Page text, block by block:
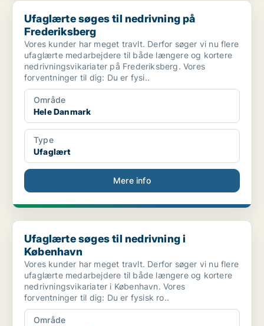
Ufaglærte søges til nedrivning på Frederiksberg
Ufaglærte søges til nedrivning på
Frederiksberg
Vores kunder har meget travlt. Derfor søger vi nu flere
ufaglærte medarbejdere til både længere og kortere
nedrivningsvikariater på Frederiksberg. Vores
forventninger til dig: Du er fysi..
Område
Hele Danmark
Type
Ufaglært
Mere info
Ufaglærte søges til nedrivning i København
Ufaglærte søges til nedrivning i
København
Vores kunder har meget travlt. Derfor søger vi nu flere
ufaglærte medarbejdere til både længere og kortere
nedrivningsvikariater i København. Vores
forventninger til dig: Du er fysisk ro..
Område